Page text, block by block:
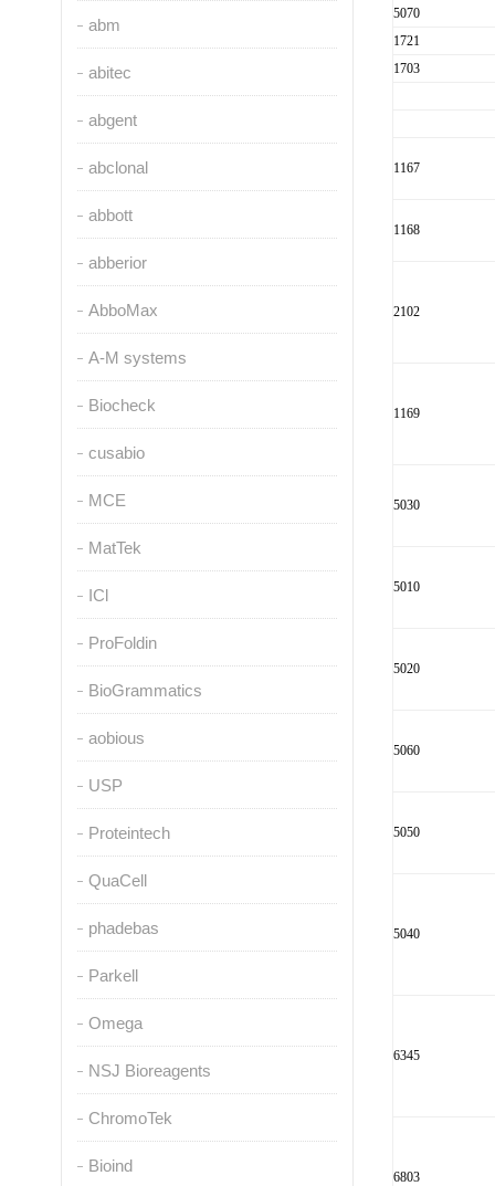
abm
abitec
abgent
abclonal
abbott
abberior
AbboMax
A-M systems
Biocheck
cusabio
MCE
MatTek
ICl
ProFoldin
BioGrammatics
aobious
USP
Proteintech
QuaCell
phadebas
Parkell
Omega
NSJ Bioreagents
ChromoTek
Bioind
5070
1721
1703
1167
1168
2102
1169
5030
5010
5020
5060
5050
5040
6345
6803